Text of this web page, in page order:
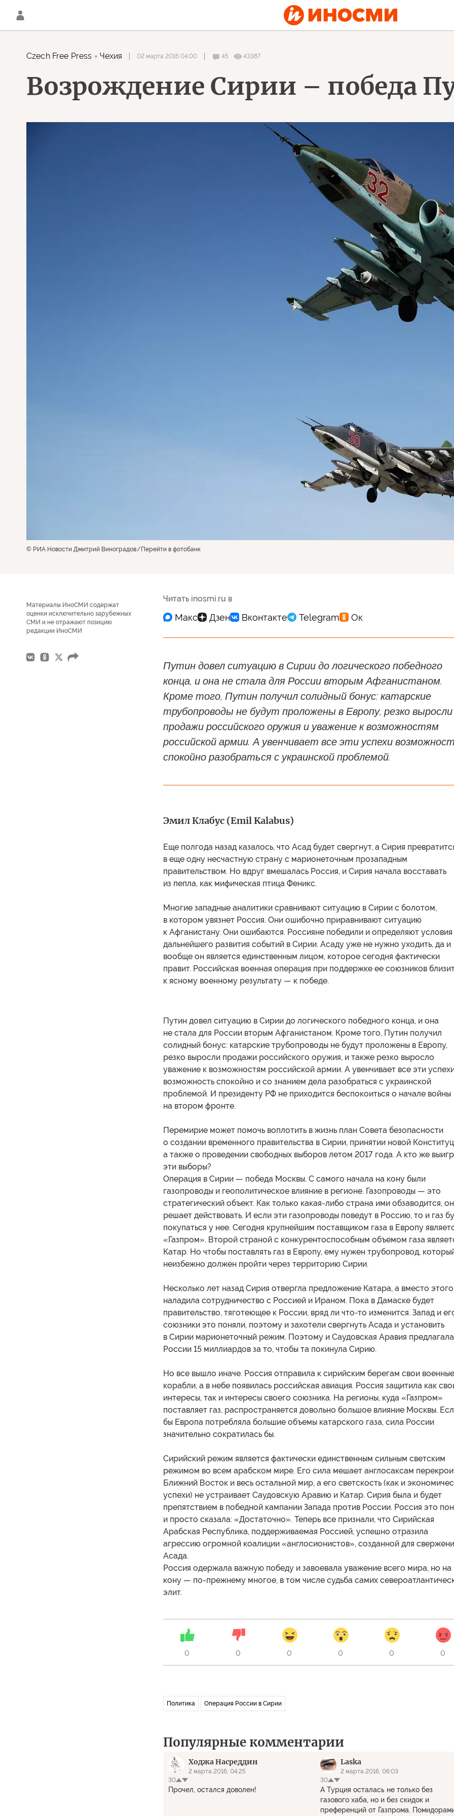
Czech Free Press Чехия 02 марта 2016 04:00 45 43387
Возрождение Сирии – победа
© РИА Новости Дмитрий Виноградов Перейти в фотобанк
Материалы ИноСМИ содержат
оценки исключительно зарубежных
СМИ и не отражают позицию
редакции ИноСМИ
Читать inosmi.ru в
Путин довел ситуацию в Сирии до логического победного
конца, и она не стала для России вторым Афганистаном.
Кроме того, Путин получил солидный бонус: катарские
трубопроводы не будут проложены в Европу, резко выросли
продажи российского оружия и уважение к возможностям
российской армии. А увенчивает все эти успехи
спокойно разобраться с украинской проблемой.
Эмил Клабус (Emil Kalabus)
Еще полгода назад казалось, что Асад будет свергнут, а Сирия
в еще одну несчастную страну с марионеточным прозападным
правительством. Но вдруг вмешалась Россия, и Сирия начала восставать
из пепла, как мифическая птица Феникс.
Многие западные аналитики сравнивают ситуацию в Сирии с болотом,
в котором увязнет Россия. Они ошибочно приравнивают ситуацию
к Афганистану. Они ошибаются. Россияне победили и определяют условия
дальнейшего развития событий в Сирии. Асаду уже не нужно уходить, да и
вообще он является единственным лицом, которое сегодня фактически
правит. Российская военная операция при поддержке ее союзников
к ясному военному результату — к победе.
Путин довел ситуацию в Сирии до логического победного конца, и она
не стала для России вторым Афганистаном. Кроме того, Путин получил
солидный бонус: катарские трубопроводы не будут проложены в Европу,
резко выросли продажи российского оружия, и также резко выросло
уважение к возможностям российской армии. А увенчивает все эти
возможность спокойно и со знанием дела разобраться с украинской
проблемой. И президенту РФ не приходится беспокоиться о начале войны
на втором фронте.
Перемирие может помочь воплотить в жизнь план Совета безопасности
о создании временного правительства в Сирии, принятии новой
а также о проведении свободных выборов летом 2017 года. А кто же
эти выборы?
Операция в Сирии — победа Москвы. С самого начала на кону были
газопроводы и геополитическое влияние в регионе. Газопроводы — это
стратегический объект. Как только какая-либо страна ими обзаводится,
решает действовать. И если эти газопроводы поведут в Россию, то и газ
покупаться у нее. Сегодня крупнейшим поставщиком газа в Европу
«Газпром». Второй страной с конкурентоспособным объемом газа
Катар. Но чтобы поставлять газ в Европу, ему нужен трубопровод,
неизбежно должен пройти через территорию Сирии.
Несколько лет назад Сирия отвергла предложение Катара, а вместо этого
наладила сотрудничество с Россией и Ираном. Пока в Дамаске будет
правительство, тяготеющее к России, вряд ли что-то изменится. Запад и
союзники это поняли, поэтому и захотели свергнуть Асада и установить
в Сирии марионеточный режим. Поэтому и Саудовская Аравия предлагала
России 15 миллиардов за то, чтобы та покинула Сирию.
Но все вышло иначе. Россия отправила к сирийским берегам свои военные
корабли, а в небе появилась российская авиация. Россия защитила как
интересы, так и интересы своего союзника. На регионы, куда «Газпром»
поставляет газ, распространяется довольно большое влияние Москвы.
бы Европа потребляла большие объемы катарского газа, сила России
значительно сократилась бы.
Сирийский режим является фактически единственным сильным светским
режимом во всем арабском мире. Его сила мешает англосаксам
Ближний Восток и весь остальной мир, а его светскость (как и
успехи) не устраивает Саудовскую Аравию и Катар. Сирия была и будет
препятствием в победной кампании Запада против России. Россия это
и просто сказала: «Достаточно». Теперь все признали, что Сирийская
Арабская Республика, поддерживаемая Россией, успешно отразила
агрессию огромной коалиции «англосионистов», созданной для
Асада.
Россия одержала важную победу и завоевала уважение всего мира, но на
кону — по-прежнему многое, в том числе судьба самих
элит.
0 0 0 0 0 0
Политика Операция России в Сирии
Популярные комментарии
Ходжа Насреддин
2 марта 2016, 04:25
30
Прочел, остался доволен!
Laska
2 марта 2016, 06:03
30
А Турция осталась не только без
газового хаба, но и без скидок и
преференций от Газпрома.